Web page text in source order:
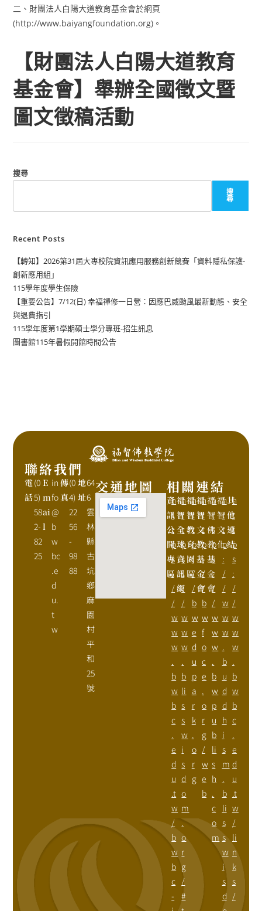
二、財團法人白陽大道教育基金會於網頁
(http://www.baiyangfoundation.org)。
【財團法人白陽大道教育
基金會】舉辦全國徵文暨
圖文徵稿活動
搜尋
搜
尋
Recent Posts
【轉知】2026第31屆大專校院資訊應用服務創新競賽「資料隱私保護-
創新應用組」
115學年度學生保險
【重要公告】7/12(日) 幸福禪修一日營：因應巴威颱風最新動態、安全
與退費指引
115學年度第1學期碩士學分專班-招生訊息
圖書館115年暑假開館時間公告
聯絡我們
電
話
(0
5)
58
2-
82
25
E
m
ai
l
in
fo
@
b
w
bc
.e
d
u.
t
w
傳
真
(0
4)
22
56
-
98
88
地
址
64
6
雲
林
縣
古
坑
鄉
麻
園
村
平
和
25
號
交通地圖 相關連結
資
訊
公
開
專
區
h
t
t
p
s
:
/
/
w
w
w
.
b
w
b
c
.
e
d
u
.t
w
/
b
w
b
c
-
福
智
全
球
資
訊
網
h
t
t
p
s
:
/
/
w
w
w
.
b
li
s
s
w
i
s
d
o
m
.
o
r
g
/
#
福
智
教
育
園
區
h
t
t
p
:
/
/
b
w
e
d
u
p
a
r
k
.
o
r
g
福
智
文
教
基
金
會
h
t
t
p
:
/
/
b
w
f
o
c
e
.
o
r
g
/
w
e
b
福
智
佛
教
基
金
會
h
t
t
p
s
:
/
/
w
w
w
.
b
w
p
u
b
li
s
h
.
c
o
m
福
智
文
化
h
t
t
p
:
/
/
w
w
w
.
b
u
d
d
h
i
s
m
.
b
li
s
s
w
i
s
d
其
他
連
結
h
t
t
p
s
:
/
/
w
w
w
.
b
w
b
c
.
e
d
u
.t
w
/
li
n
k
s
/